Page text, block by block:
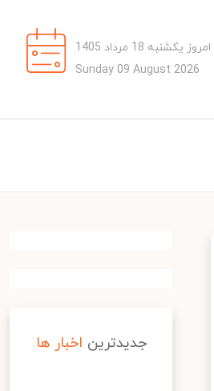
امروز یکشنبه 18 مرداد 1405
Sunday 09 August 2026
جدیدترین اخبار ها